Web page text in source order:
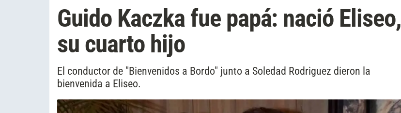
Guido Kaczka fue papá: nació Eliseo,
su cuarto hijo
El conductor de "Bienvenidos a Bordo" junto a Soledad Rodriguez dieron la
bienvenida a Eliseo.